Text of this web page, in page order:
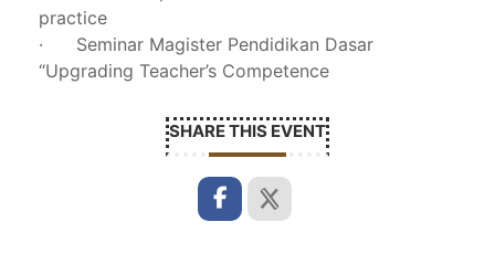
practice
· Seminar Magister Pendidikan Dasar
“Upgrading Teacher’s Competence
SHARE THIS EVENT